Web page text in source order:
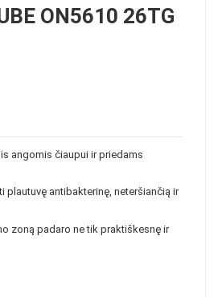
ON5610 26TG
angomis čiaupui ir priedams
plautuvę antibakterinę, neteršiančią ir
zoną padaro ne tik praktiškesnę ir